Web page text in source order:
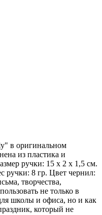
в оригинальном
из пластика и
ручки: 15 х 2 х 1,5 см.
ручки: 8 гр. Цвет чернил:
творчества,
не только в
школы и офиса, но и как
который не